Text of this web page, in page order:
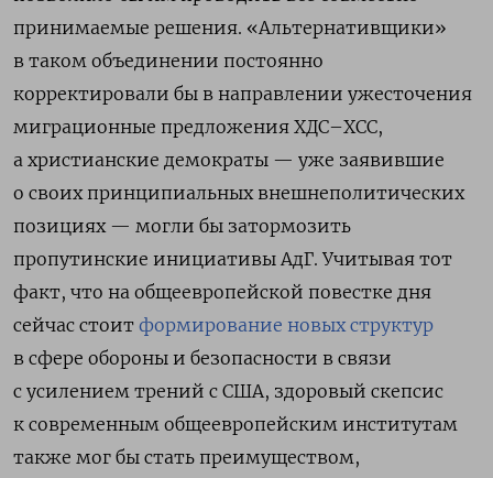
принимаемые решения. «Альтернативщики»
в таком объединении постоянно
корректировали бы в направлении ужесточения
миграционные предложения ХДС–ХСС,
а христианские демократы — уже заявившие
о своих принципиальных внешнеполитических
позициях — могли бы затормозить
пропутинские инициативы АдГ. Учитывая тот
факт, что на общеевропейской повестке дня
сейчас стоит формирование новых структур
в сфере обороны и безопасности в связи
с усилением трений с США, здоровый скепсис
к современным общеевропейским институтам
также мог бы стать преимуществом,